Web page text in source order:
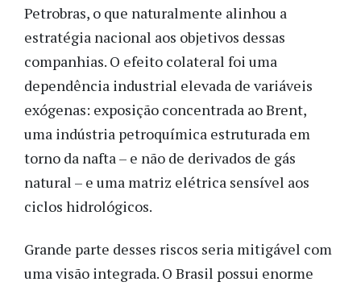
Petrobras, o que naturalmente alinhou a
estratégia nacional aos objetivos dessas
companhias. O efeito colateral foi uma
dependência industrial elevada de variáveis
exógenas: exposição concentrada ao Brent,
uma indústria petroquímica estruturada em
torno da nafta – e não de derivados de gás
natural – e uma matriz elétrica sensível aos
ciclos hidrológicos.
Grande parte desses riscos seria mitigável com
uma visão integrada. O Brasil possui enorme